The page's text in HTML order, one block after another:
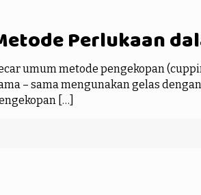
Perlukaan
umum metode pengekopan
– sama mengunakan gelas
[…]